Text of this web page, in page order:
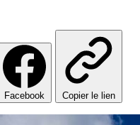
Facebook Copier le lien